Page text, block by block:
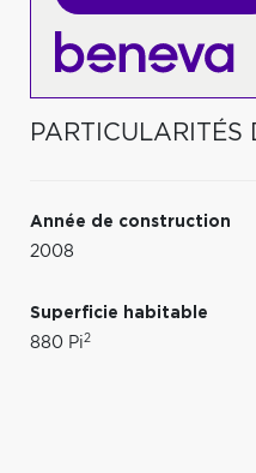
PARTICULARITÉS
Année de construction
2008
Superficie habitable
880 Pi2